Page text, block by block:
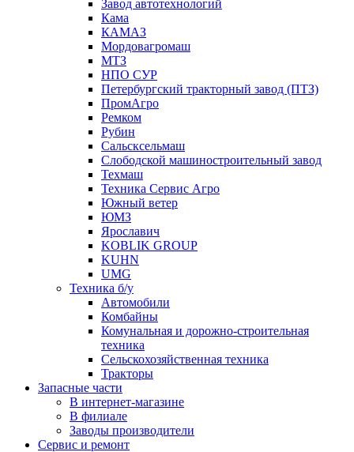
Завод автотехнологий
Кама
КАМАЗ
Мордовагромаш
МТЗ
НПО СУР
Петербургский тракторный завод (ПТЗ)
ПромАгро
Ремком
Рубин
Сальскcельмаш
Слободской машиностроительный завод
Техмаш
Техника Сервис Агро
Южный ветер
ЮМЗ
Ярославич
KOBLIK GROUP
KUHN
UMG
Техника б/у
Автомобили
Комбайны
Комунальная и дорожно-строительная
техника
Сельскохозяйственная техника
Тракторы
Запасные части
В интернет-магазине
В филиале
Заводы производители
Сервис и ремонт